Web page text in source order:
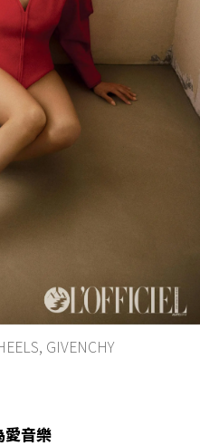
GIVENCHY
愛音樂